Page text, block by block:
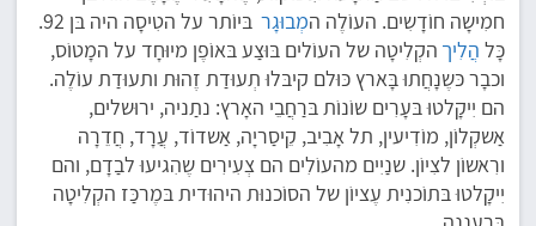
חמִישָה חוֹדָשִים. העוֹלֶה המְבוּגָר בּיוֹתר על הטִיסָה היה בּן 92.
כָּל הֲלִיך הקְלִיטָה של העוֹלים בּוּצַע בּאוֹפֶן מיוּחָד על המָטוֹס,
וכבָר כּשֶנָחֲתוּ בָּארץ כּוּלם קיבּלוּ תְעוּדַת זֶהוּת ותעוּדַת עוֹלֶה.
הם יִיקָלטוּ בּעָרִים שוֹנוֹת בּרַחֲבֵי האָרץ: נתַניה, ירוּשלים,
אַשקְלוֹן, מוֹדִיעין, תל אָבִיב, קֵיסַריָה, אַשדוֹד, עֲרָד, חֲדֵרָה
ורִאשוֹן לצִיוֹן. שנַיִים מהעוֹלִים הם צְעִירִים שֶהִגיעוּ לבַדָם, והם
יִיקָלטוּ בּתוֹכנִית עֶציוֹן של הסוֹכנוּת היהוּדית בּמֶרכַּז הקְלִיטָה